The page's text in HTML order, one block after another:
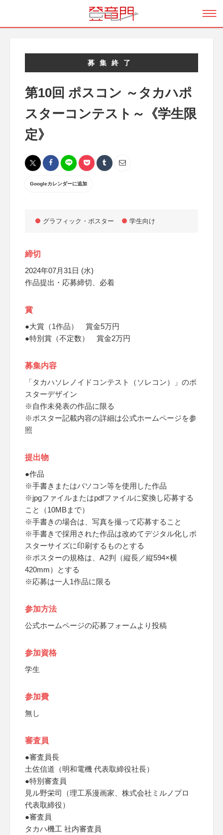
募集終了
第10回 ポスコン ～タカハポ
スターコンテスト～《学生限
定》
Googleカレンダーに追加
グラフィック・ポスター 学生向け
締切
2024年07月31日 (水)
作品提出・応募締切、必着
賞
●大賞（1作品） 賞金5万円
●特別賞（不定数） 賞金2万円
募集内容
「タカハソレノイドコンテスト（ソレコン）」のポ
スターデザイン
※自作未発表の作品に限る
※ポスター記載内容の詳細は公式ホームページを参
照
提出物
●作品
※手書きまたはパソコン等を使用した作品
※jpgファイルまたはpdfファイルに変換し応募する
こと（10MBまで）
※手書きの場合は、写真を撮って応募すること
※手書きで採用された作品は改めてデジタル化しポ
スターサイズに印刷するものとする
※ポスターの規格は、A2判（縦長／縦594×横
420mm）とする
※応募は一人1作品に限る
参加方法
公式ホームページの応募フォームより投稿
参加資格
学生
参加費
無し
審査員
●審査員長
土佐信道（明和電機 代表取締役社長）
●特別審査員
見ル野栄司（理工系漫画家、株式会社ミルノプロ
代表取締役）
●審査員
タカハ機工 社内審査員